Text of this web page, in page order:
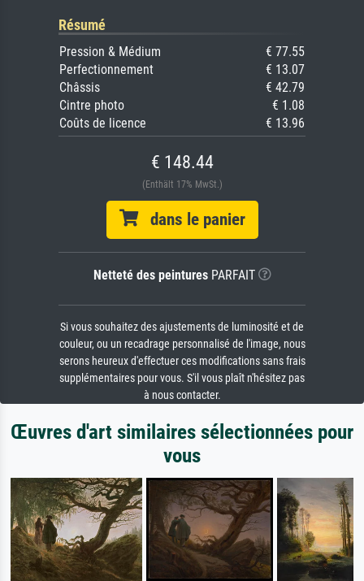
Résumé
Pression & Médium
€ 77.55
Perfectionnement
€ 13.07
Châssis
€ 42.79
Cintre photo
€ 1.08
Coûts de licence
€ 13.96
€ 148.44
(Enthält 17% MwSt.)
dans le panier
Netteté des peinturesPARFAIT
Si vous souhaitez des ajustements de luminosité et de
couleur, ou un recadrage personnalisé de l'image, nous
serons heureux d'effectuer ces modifications sans frais
supplémentaires pour vous. S'il vous plaît n'hésitez pas
à nous contacter.
Œuvres d'art similaires sélectionnées pour
vous